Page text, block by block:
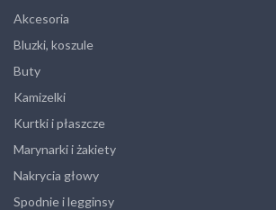
Akcesoria
Bluzki, koszule
Buty
Kamizelki
Kurtki i płaszcze
Marynarki i żakiety
Nakrycia głowy
Spodnie i legginsy